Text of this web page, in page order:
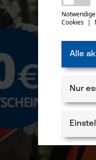
Cookies |
Alle
Nur
mail